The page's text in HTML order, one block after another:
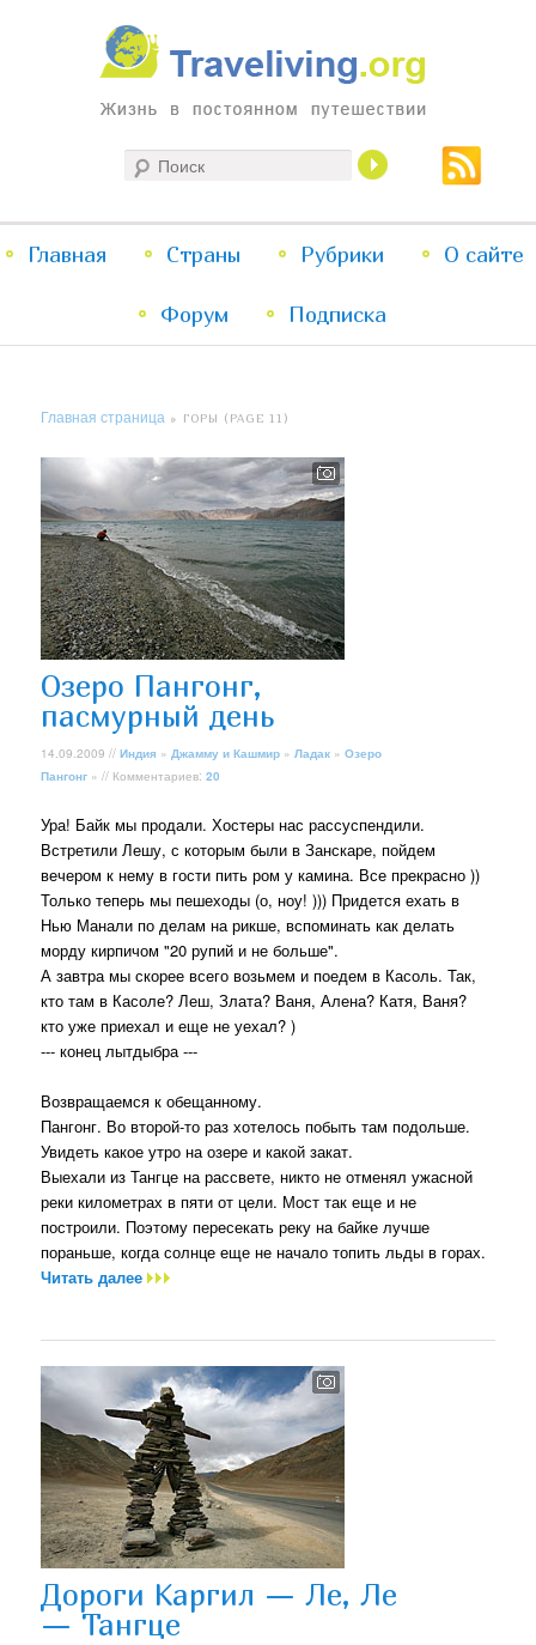
Traveliving
Жизнь в постоянном путешествии
меню
Перейти
к
Перейти
к
Главная Страны Рубрики О сайте
Форум Подписка
Главная страница » ГОРЫ (PAGE 11)
Озеро Пангонг,
пасмурный день
14.09.2009 //Индия » Джамму и Кашмир »Ладак »Озеро
Пангонг » // Комментариев:20
Ура! Байк мы продали. Хостеры нас рассуспендили.
Встретили Лешу, с которым были в Занскаре, пойдем
вечером к нему в гости пить ром у камина. Все прекрасно ))
Только теперь мы пешеходы (о, ноу! ))) Придется ехать в
Нью Манали по делам на рикше, вспоминать как делать
морду кирпичом "20 рупий и не больше".
А завтра мы скорее всего возьмем и поедем в Касоль. Так,
кто там в Касоле? Леш, Злата? Ваня, Алена? Катя, Ваня?
кто уже приехал и еще не уехал? )
--- конец лытдыбра ---
Возвращаемся к обещанному.
Пангонг. Во второй-то раз хотелось побыть там подольше.
Увидеть какое утро на озере и какой закат.
Выехали из Тангце на рассвете, никто не отменял ужасной
реки километрах в пяти от цели. Мост так еще и не
построили. Поэтому пересекать реку на байке лучше
пораньше, когда солнце еще не начало топить льды в горах.
Читать далее
Дороги Каргил — Ле, Ле
— Тангце